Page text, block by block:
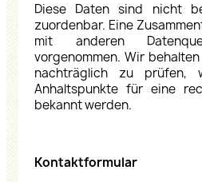
Diese Daten sind nicht
zuordenbar. Eine
mit anderen
vorgenommen. Wir
nachträglich zu prüfen,
Anhaltspunkte für eine
bekannt werden.
Kontaktformular